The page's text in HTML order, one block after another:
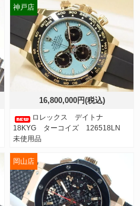
16,800,000円(税込)
ロレックス デイトナ
18KYG ターコイズ 126518LN
未使用品
神戸店
岡山店